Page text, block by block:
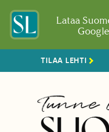
Lataa
TILAA LEHTI